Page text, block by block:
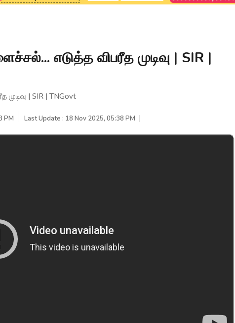
எடுத்த விபரீத முடிவு | SIR |
| SIR | TNGovt
PM Last Update : 18 Nov 2025, 05:38 PM